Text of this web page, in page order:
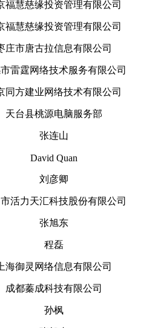
福慧慈缘投资管理有限公司
福慧慈缘投资管理有限公司
庄市唐古拉信息有限公司
雷霆网络技术服务有限公司
同方建业网络技术有限公司
天台县桃源电脑服务部
张连山
David Quan
刘彦卿
活力天汇科技股份有限公司
张旭东
程磊
上海御灵网络信息有限公司
成都蓁成科技有限公司
孙枫